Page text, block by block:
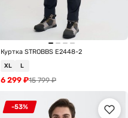
Куртка STROBBS E2448-2
XL L
15 799₽
6 299 ₽
-53%